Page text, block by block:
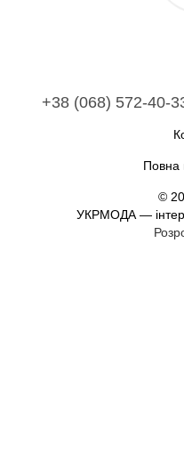
+38 (068) 572-40-
Повна
©
УКРМОДА —